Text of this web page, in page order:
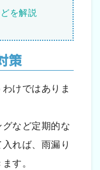
を解説
策
けではありま
など定期的な
れば、雨漏り
す。